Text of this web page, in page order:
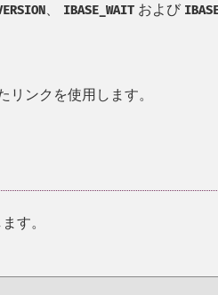
、 IBASE_WAIT および
ンクを使用します。
す。